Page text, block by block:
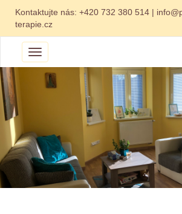
Kontaktujte nás: +420 732 380 514 |
terapie.cz
Menu